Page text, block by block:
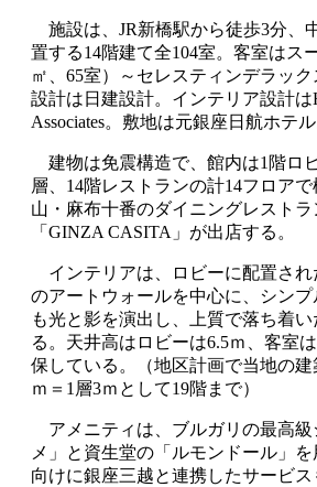
施設は、JR新橋駅から徒歩3分、
置する14階建て全104室。客室はス
㎡、65室）～セレスティンデラック
設計は日建設計。インテリア設計は
Associates。敷地は元銀座日航ホテル
建物は免震構造で、館内は1階ロ
層、14階レストランの計14フロア
山・麻布十番のダイニングレストラ
「GINZA CASITA」が出店する。
インテリアは、ロビーに配置され
のアートウォールを中心に、シン
も光と影を演出し、上質で落ち着
る。天井高はロビーは6.5ｍ、客室
保している。（地区計画で当地の
ｍ＝1層3ｍとして19階まで）
アメニティは、ブルガリの最高級
メ」と資生堂の「ルモンドール」
向けに銀座三越と連携したサービス